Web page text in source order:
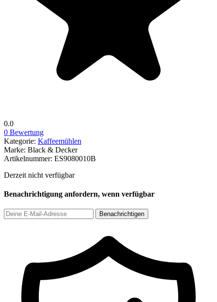
0.0
0 Bewertung
Kategorie: Kaffeemühlen
Marke: Black & Decker
Artikelnummer: ES9080010B
Derzeit nicht verfügbar
Benachrichtigung anfordern, wenn verfügbar
Benachrichtigen